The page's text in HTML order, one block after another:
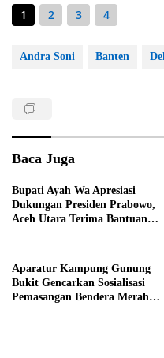
1
2 3 4
Andra Soni Banten
Baca Juga
Bupati Ayah Wa Apresiasi
Dukungan Presiden Prabowo,
Aceh Utara Terima Bantuan
Aparatur Kampung Gunung
Bukit Gencarkan Sosialisasi
Pemasangan Bendera Merah